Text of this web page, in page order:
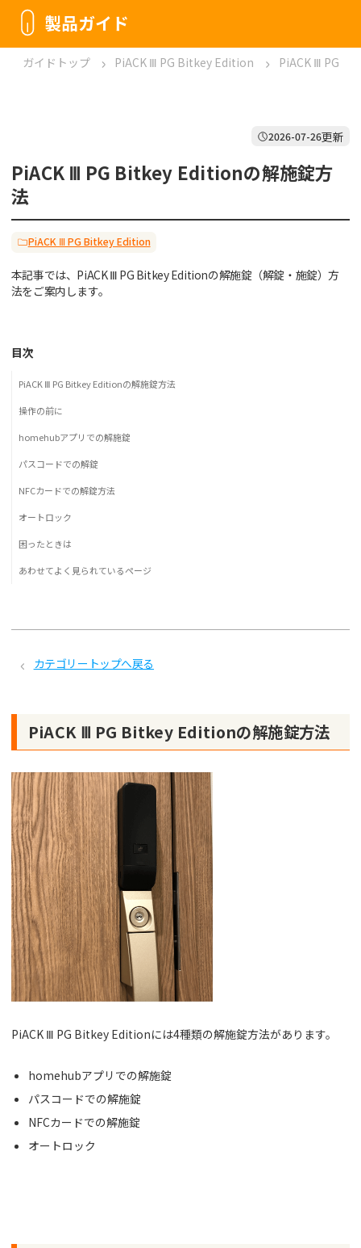
製品ガイド
ガイドトップ PiACK Ⅲ PG Bitkey Edition PiACK Ⅲ PG
2026-07-26更新
PiACK Ⅲ PG Bitkey Editionの解施錠方
法
PiACK Ⅲ PG Bitkey Edition
本記事では、PiACK Ⅲ PG Bitkey Editionの解施錠（解錠・施錠）方
法をご案内します。
目次
PiACK Ⅲ PG Bitkey Editionの解施錠方法
操作の前に
homehubアプリでの解施錠
パスコードでの解錠
NFCカードでの解錠方法
オートロック
困ったときは
あわせてよく見られているページ
カテゴリートップへ戻る
PiACK Ⅲ PG Bitkey Editionの解施錠方法
PiACK Ⅲ PG Bitkey Editionには4種類の解施錠方法があります。
homehubアプリでの解施錠
パスコードでの解施錠
NFCカードでの解施錠
オートロック